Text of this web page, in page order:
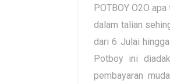
POTBOY O2O
dalam talian
dari 6 Julai
Potboy ini
pembayaran